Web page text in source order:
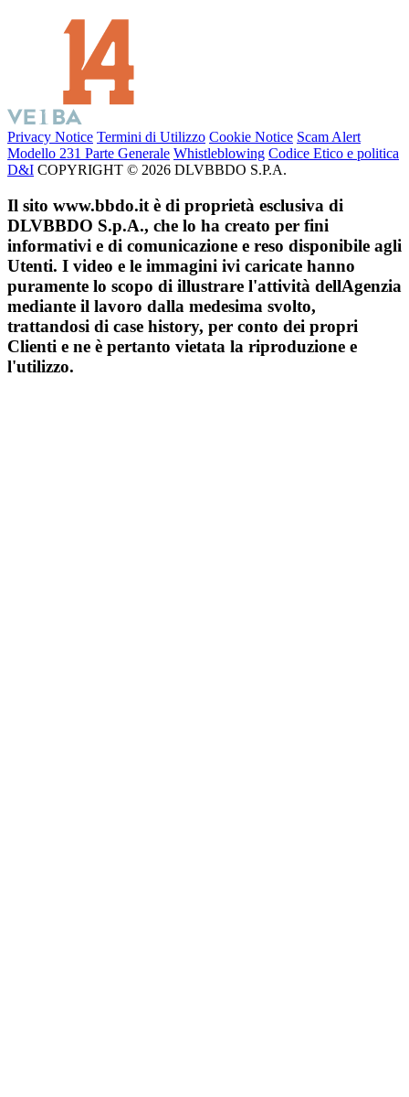
Privacy Notice Termini di Utilizzo Cookie Notice Scam Alert
Modello 231 Parte Generale Whistleblowing Codice Etico e politica
D&I COPYRIGHT © 2026 DLVBBDO S.P.A.
Il sito www.bbdo.it è di proprietà esclusiva di
DLVBBDO S.p.A., che lo ha creato per fini
informativi e di comunicazione e reso disponibile agli
Utenti. I video e le immagini ivi caricate hanno
puramente lo scopo di illustrare l'attività dellAgenzia
mediante il lavoro dalla medesima svolto,
trattandosi di case history, per conto dei propri
Clienti e ne è pertanto vietata la riproduzione e
l'utilizzo.